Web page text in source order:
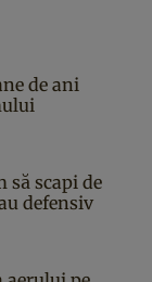
de ani
să scapi de
defensiv